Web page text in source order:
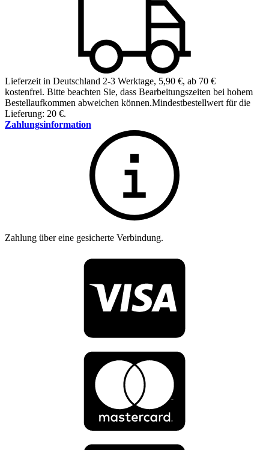
Lieferzeit in Deutschland 2-3 Werktage, 5,90 €, ab 70 €
kostenfrei. Bitte beachten Sie, dass Bearbeitungszeiten bei hohem
Bestellaufkommen abweichen können.Mindestbestellwert für die
Lieferung: 20 €.
Zahlungsinformation
Zahlung über eine gesicherte Verbindung.